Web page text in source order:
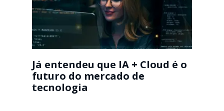
Já entendeu que IA + Cloud é o
futuro do mercado de
tecnologia